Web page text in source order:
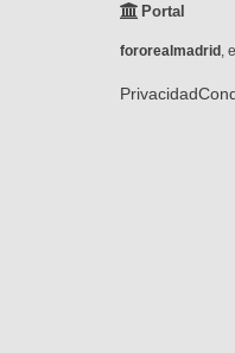
Portal
fororealmadrid ,
Privacidad